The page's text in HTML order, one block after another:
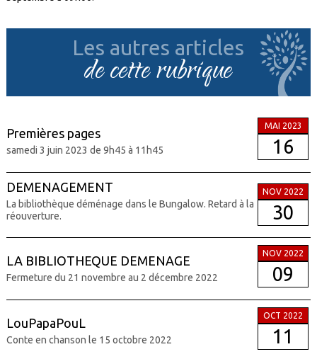
Les autres articles
de cette rubrique
Premières pages
samedi 3 juin 2023 de 9h45 à 11h45
MAI 2023
16
DEMENAGEMENT
La bibliothèque déménage dans le Bungalow. Retard à la
réouverture.
NOV 2022
30
LA BIBLIOTHEQUE DEMENAGE
Fermeture du 21 novembre au 2 décembre 2022
NOV 2022
09
LouPapaPouL
Conte en chanson le 15 octobre 2022
OCT 2022
11